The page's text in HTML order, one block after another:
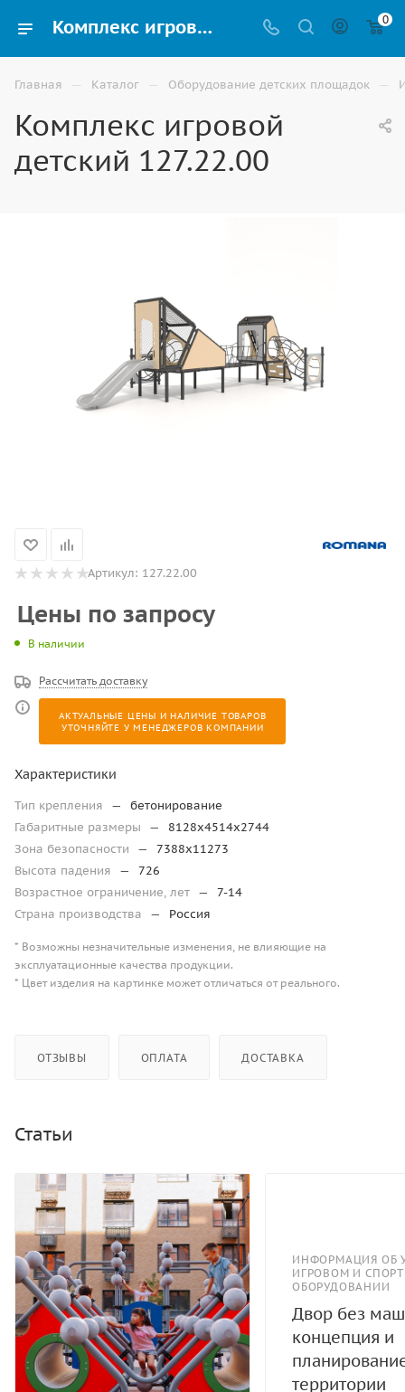
Комплекс игровой детский 127.22.00 купить для улицы в Ставрополе 0
Главная — Каталог — Оборудование детских площадок —
Комплекс игровой
детский 127.22.00
Артикул: 127.22.00
Цены по запросу
В наличии
Рассчитать доставку
АКТУАЛЬНЫЕ ЦЕНЫ И НАЛИЧИЕ ТОВАРОВ
УТОЧНЯЙТЕ У МЕНЕДЖЕРОВ КОМПАНИИ
Характеристики
Тип крепления —
бетонирование
Габаритные размеры
—
8128х4514х2744
Зона безопасности
—
7388х11273
Высота падения
—
726
Возрастное ограничение, лет —
7-14
Страна производства
— Россия
* Возможны незначительные изменения, не влияющие на
эксплуатационные качества продукции.
* Цвет изделия на картинке может отличаться от реального.
ОТЗЫВЫ ОПЛАТА ДОСТАВКА
Статьи
ИНФОРМАЦИЯ ОБ
ИГРОВОМ И
ОБОРУДОВАНИИ
Двор без
концепция и
территории